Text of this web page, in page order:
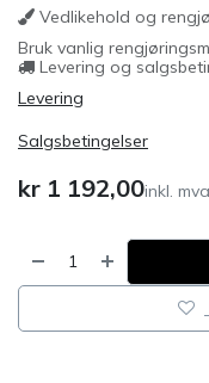
Vedlikehold og
Bruk vanlig
Levering og
Levering
Salgsbetingelser
kr 1 192,00inkl.